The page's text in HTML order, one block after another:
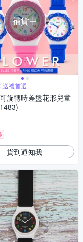
補貨中
送禮首選
旋轉時差盤花形兒童
貨到通知我